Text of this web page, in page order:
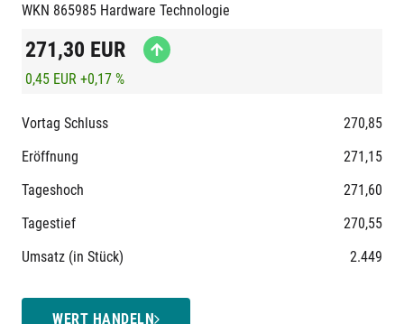
WKN 865985 Hardware Technologie
271,30 EUR
0,45 EUR +0,17 %
Vortag Schluss
270,85
Eröffnung
271,15
Tageshoch
271,60
Tagestief
270,55
Umsatz (in Stück)
2.449
WERT HANDELN